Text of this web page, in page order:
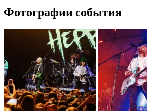
Фотографии события